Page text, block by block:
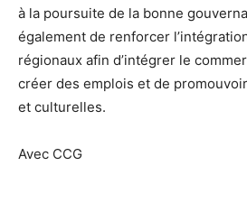
à la poursuite de la bonne
également de renforcer
régionaux afin d’intégrer le
créer des emplois et de
et culturelles.
Avec CCG